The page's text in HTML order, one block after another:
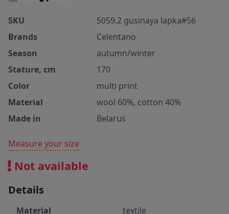
SKU
5059.2 gusinaya lapka#56
Brands
Celentano
Season
autumn/winter
Stature, cm
170
Color
multi print
Material
wool 60%, cotton 40%
Made in
Belarus
Measure your size
Not available
Details
Material textile